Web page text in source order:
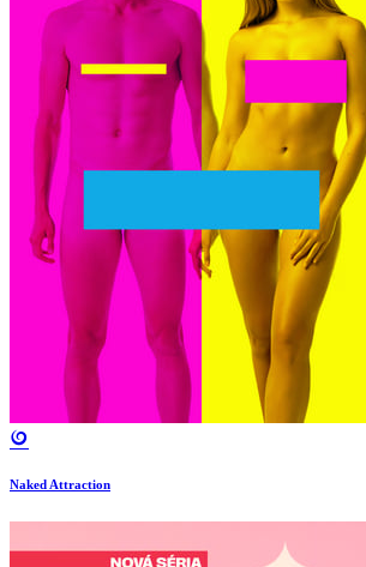
Naked Attraction